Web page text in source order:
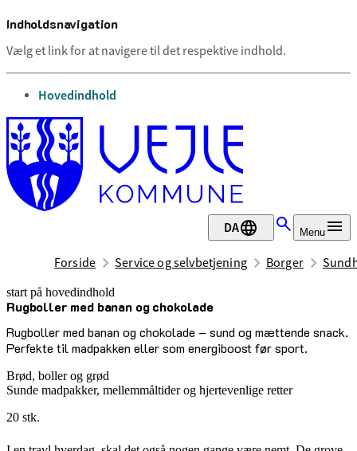
Indholdsnavigation
Vælg et link for at navigere til det respektive indhold.
gå til
Hovedindhold
DA Menu
Forside Service og selvbetjening Borger
start på hovedindhold
Rugboller med banan og chokolade
Rugboller med banan og chokolade – sund og mættende snack.
Perfekte til madpakken eller som energiboost før sport.
senest opdateret 17. februar 2026
Brød, boller og grød
Sunde madpakker, mellemmåltider og hjertevenlige retter
20 stk.